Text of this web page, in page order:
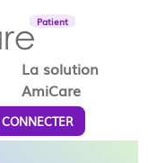
Patient
La solution
AmiCare